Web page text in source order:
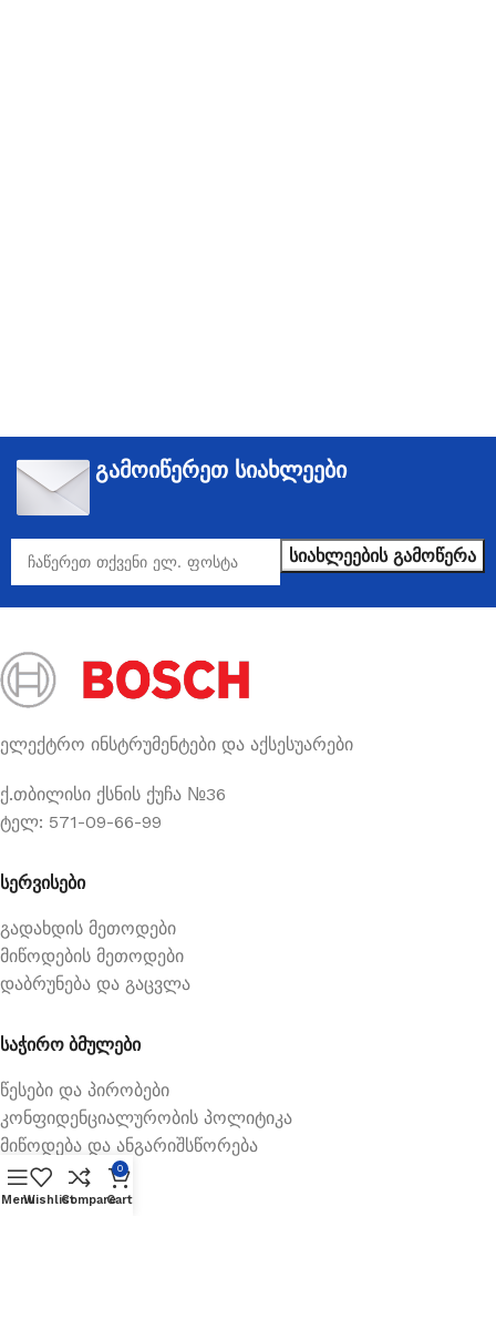
გამოიწერეთ სიახლეები
ელექტრო ინსტრუმენტები და აქსესუარები
ქ.თბილისი ქსნის ქუჩა №36
ტელ: 571-09-66-99
სერვისები
გადახდის მეთოდები
მიწოდების მეთოდები
დაბრუნება და გაცვლა
საჭირო ბმულები
წესები და პირობები
კონფიდენციალურობის პოლიტიკა
მიწოდება და ანგარიშსწორება
MenuWishlistCompare
0
Cart